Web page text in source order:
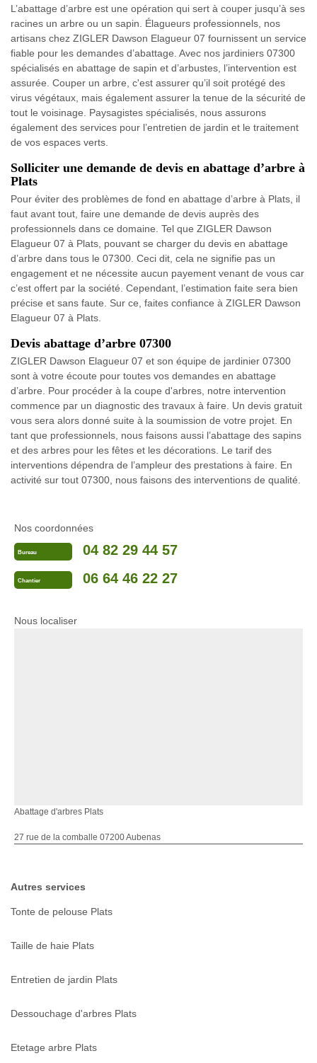
L’abattage d’arbre est une opération qui sert à couper jusqu’à ses
racines un arbre ou un sapin. Élagueurs professionnels, nos
artisans chez ZIGLER Dawson Elagueur 07 fournissent un service
fiable pour les demandes d’abattage. Avec nos jardiniers 07300
spécialisés en abattage de sapin et d’arbustes, l’intervention est
assurée. Couper un arbre, c'est assurer qu’il soit protégé des
virus végétaux, mais également assurer la tenue de la sécurité de
tout le voisinage. Paysagistes spécialisés, nous assurons
également des services pour l’entretien de jardin et le traitement
de vos espaces verts.
Solliciter une demande de devis en abattage d’arbre à
Plats
Pour éviter des problèmes de fond en abattage d’arbre à Plats, il
faut avant tout, faire une demande de devis auprès des
professionnels dans ce domaine. Tel que ZIGLER Dawson
Elagueur 07 à Plats, pouvant se charger du devis en abattage
d’arbre dans tous le 07300. Ceci dit, cela ne signifie pas un
engagement et ne nécessite aucun payement venant de vous car
c’est offert par la société. Cependant, l’estimation faite sera bien
précise et sans faute. Sur ce, faites confiance à ZIGLER Dawson
Elagueur 07 à Plats.
Devis abattage d’arbre 07300
ZIGLER Dawson Elagueur 07 et son équipe de jardinier 07300
sont à votre écoute pour toutes vos demandes en abattage
d’arbre. Pour procéder à la coupe d'arbres, notre intervention
commence par un diagnostic des travaux à faire. Un devis gratuit
vous sera alors donné suite à la soumission de votre projet. En
tant que professionnels, nous faisons aussi l’abattage des sapins
et des arbres pour les fêtes et les décorations. Le tarif des
interventions dépendra de l’ampleur des prestations à faire. En
activité sur tout 07300, nous faisons des interventions de qualité.
Nos coordonnées
Bureau 04 82 29 44 57
Chantier 06 64 46 22 27
Nous localiser
Abattage d'arbres Plats
27 rue de la comballe 07200 Aubenas
Autres services
Tonte de pelouse Plats
Taille de haie Plats
Entretien de jardin Plats
Dessouchage d'arbres Plats
Etetage arbre Plats